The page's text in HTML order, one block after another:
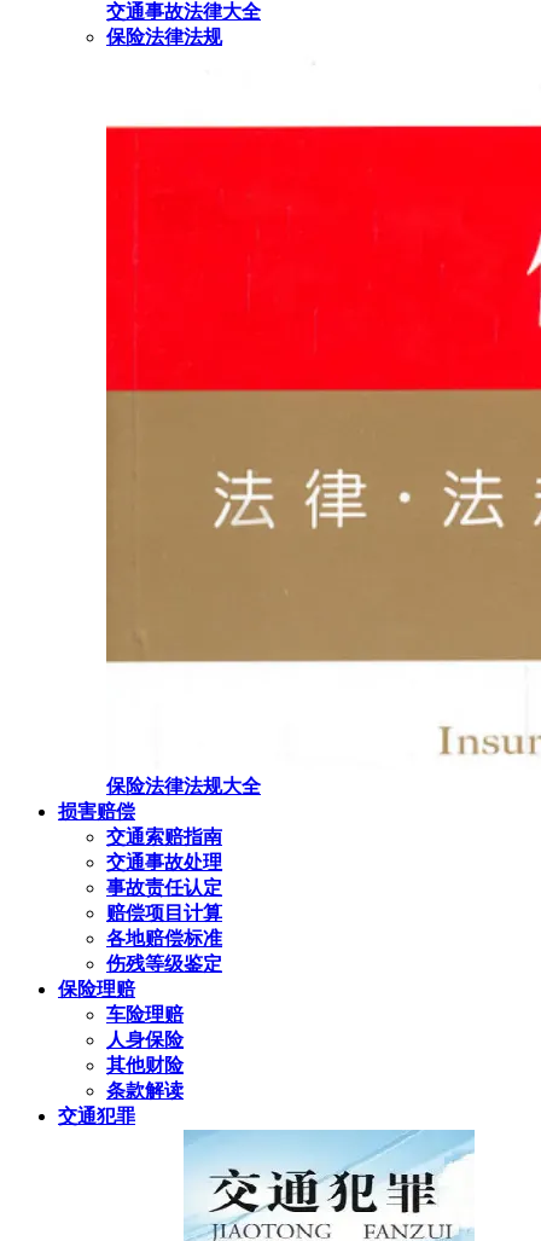
交通事故法律大全
保险法律法规
保险法律法规大全
损害赔偿
交通索赔指南
交通事故处理
事故责任认定
赔偿项目计算
各地赔偿标准
伤残等级鉴定
保险理赔
车险理赔
人身保险
其他财险
条款解读
交通犯罪